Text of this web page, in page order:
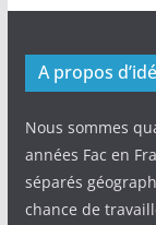
A propos
Nous sommes
années Fac en
séparés
chance de